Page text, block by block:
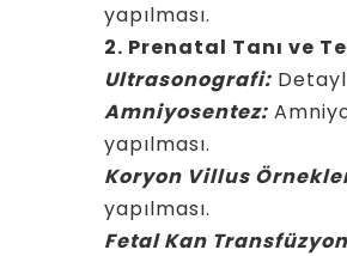
yapılması.
2. Prenatal Tanı ve
Ultrasonografi:
Amniyosentez:
yapılması.
Koryon Villus
yapılması.
Fetal Kan